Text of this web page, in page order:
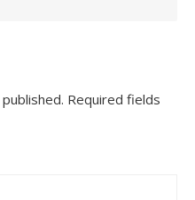
Required fields